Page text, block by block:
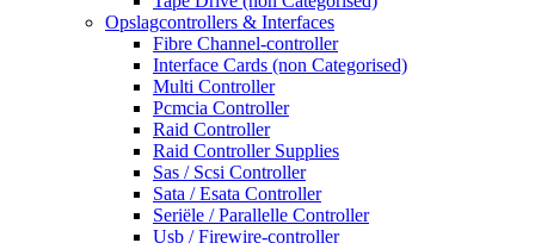
Opslagcontrollers & Interfaces
Fibre Channel-controller
Interface Cards (non Categorised)
Multi Controller
Pcmcia Controller
Raid Controller
Raid Controller Supplies
Sas / Scsi Controller
Sata / Esata Controller
Seriële / Parallelle Controller
Usb / Firewire-controller